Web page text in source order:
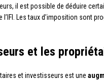
il est possible de déduire
Les taux d’imposition sont
et les
et investisseurs est une